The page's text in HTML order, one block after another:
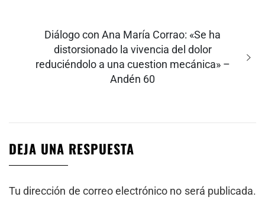
Entrada
siguiente:
Diálogo con Ana María Corrao: «Se ha
distorsionado la vivencia del dolor
reduciéndolo a una cuestion mecánica» –
Andén 60
DEJA UNA RESPUESTA
Tu dirección de correo electrónico no será publicada.